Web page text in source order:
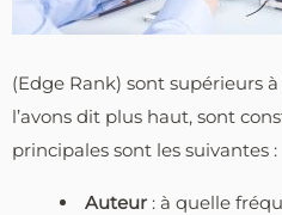
(Edge Rank) sont supérieurs
l’avons dit plus haut, sont
principales sont les suivantes :
Auteur : à quelle